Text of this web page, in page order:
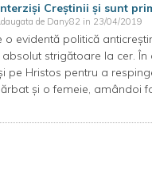
Creștinii și sunt
de Dany82 in 23/04/2019
o evidentă politică
absolut strigătoare la cer.
pe Hristos pentru a
și o femeie, amândoi